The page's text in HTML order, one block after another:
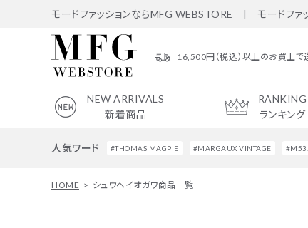
モードファッションならMFG WEBSTORE | モードファ
16,500円（税込）以上のお買上で
NEW ARRIVALS
新着商品
RANKING
ランキング
人気ワード #THOMAS MAGPIE #MARGAUX VINTAGE #M53.
HOME シュウヘイオガワ商品一覧